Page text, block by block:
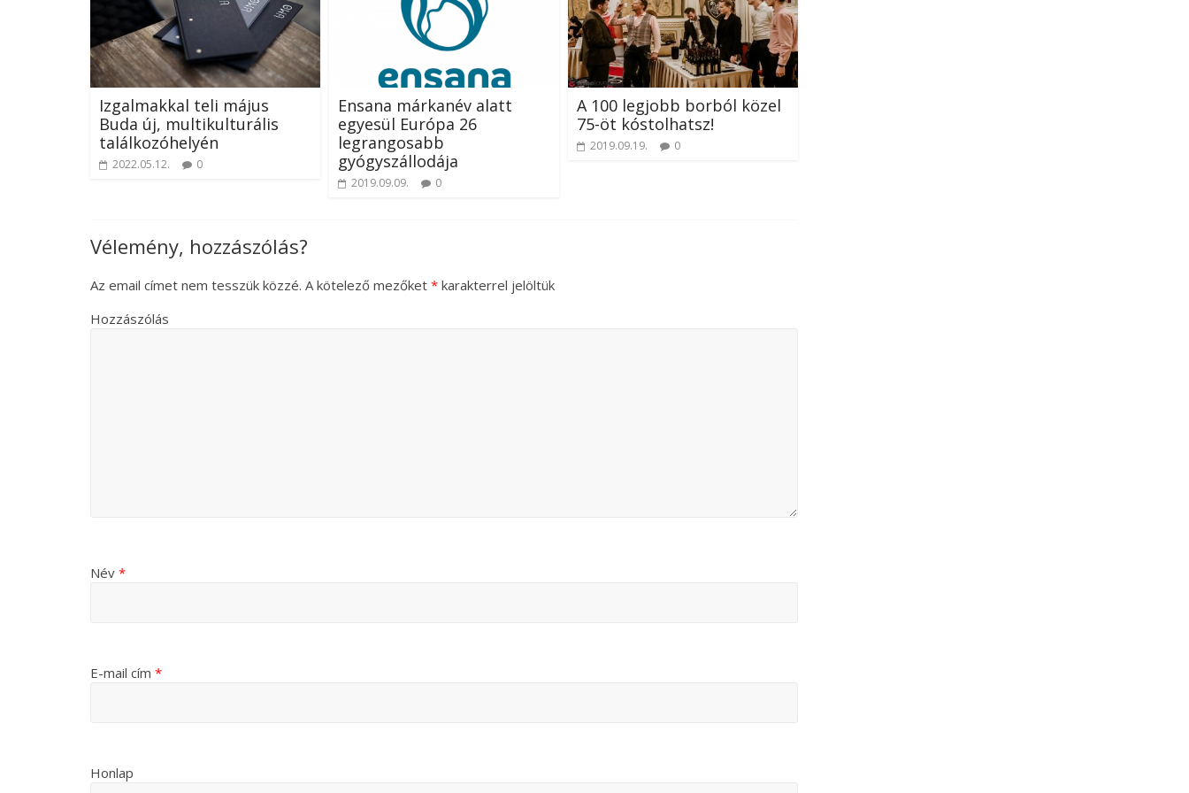
Izgalmakkal teli május
Buda új, multikulturális
találkozóhelyén
2022.05.12. 0
Ensana márkanév alatt
egyesül Európa 26
legrangosabb
gyógyszállodája
2019.09.09. 0
A 100 legjobb borból közel
75-öt kóstolhatsz!
2019.09.19. 0
Vélemény, hozzászólás?
Az email címet nem tesszük közzé. A kötelező mezőket * karakterrel jelöltük
Hozzászólás
Név *
E-mail cím *
Honlap